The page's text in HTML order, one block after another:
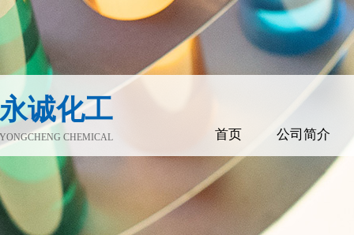
永诚化工
YONGCHENG CHEMICAL 首页 公司简介